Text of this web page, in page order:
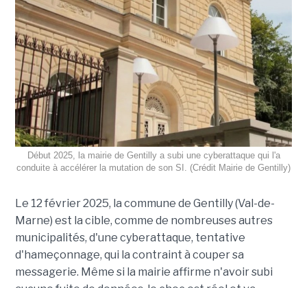
Début 2025, la mairie de Gentilly a subi une cyberattaque qui l'a
conduite à accélérer la mutation de son SI. (Crédit Mairie de Gentilly)
Le 12 février 2025, la commune de Gentilly (Val-de-
Marne) est la cible, comme de nombreuses autres
municipalités, d'une cyberattaque, tentative
d'hameçonnage, qui la contraint à couper sa
messagerie. Même si la mairie affirme n'avoir subi